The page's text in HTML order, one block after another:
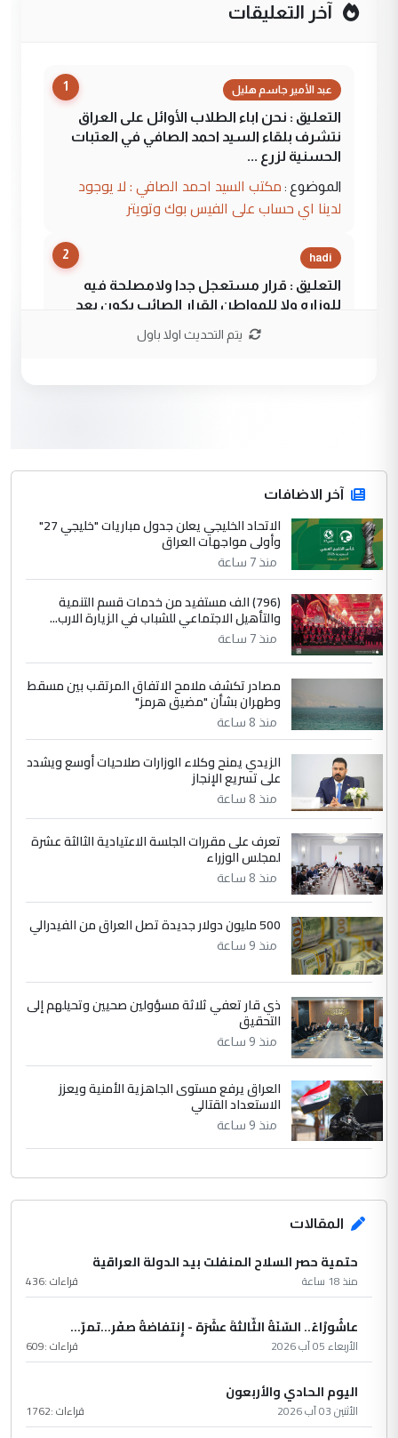
آخر التعليقات
1 عبد الأمير جاسم هليل
التعليق : نحن اباء الطلاب الأوائل على العراق
نتشرف بلقاء السيد احمد الصافي في العتبات
الحسنية لزرع ...
الموضوع : مكتب السيد احمد الصافي : لا يوجود
لدينا اي حساب على الفيس بوك وتويتر
2 hadi
التعليق : قرار مستعجل جدا ولامصلحة فيه
للوزاره ولا للمواطن القرار الصائب يكون بعد
جنسية الرافد الثالث للعراق ومن اصول عريقة
ابا فرات ...
الموضوع :
الجواهري يرد على صدام حسين سل
مضجعيك يابن الزنا (نص كامل)
سردار
التعليق : واحد من عصابة علي ماما يسقط
جنسية الرافد الثالث للعراق ومن اصول عريقة
ابا فرات ...
الجواهري يرد على صدام حسين سل
مضجعيك يابن الزنا (نص كامل)
5 حيدر عاشور
التعليق : تحياتي لك استاذ حامدتركان. كلام
دقيق ومسؤول؛ فالاستثمار الحقيقي للإنسان
الموضوع :
بين الإهمال واغتصاب الأرض.. بلاد
الرافدين تعاني الجفاف والتصحر!!
يتم التحديث اولا باول
آخر الاضافات
الاتحاد الخليجي يعلن جدول مباريات "خليجي 27"
وأولى مواجهات العراق
منذ 7 ساعة
(796) الف مستفيد من خدمات قسم التنمية
والتأهيل الاجتماعي للشباب في الزيارة الارب...
منذ 7 ساعة
مصادر تكشف ملامح الاتفاق المرتقب بين مسقط
وطهران بشأن "مضيق هرمز"
منذ 8 ساعة
الزيدي يمنح وكلاء الوزارات صلاحيات أوسع ويشدد
على تسريع الإنجاز
منذ 8 ساعة
تعرف على مقررات الجلسة الاعتيادية الثالثة عشرة
لمجلس الوزراء
منذ 8 ساعة
500 مليون دولار جديدة تصل العراق من الفيدرالي
منذ 9 ساعة
ذي قار تعفي ثلاثة مسؤولين صحيين وتحيلهم إلى
التحقيق
منذ 9 ساعة
العراق يرفع مستوى الجاهزية الأمنية ويعزز
الاستعداد القتالي
منذ 9 ساعة
المقالات
حتمية حصر السلاح المنفلت بيد الدولة العراقية
منذ 18 ساعة قراءات :436
عاشُورْاءُ.. السّنَةُ الثّالثةَ عشَرَة - إِنتفاضةُ صفَر…تمرّ...
الأربعاء 05 آب 2026 قراءات :609
اليوم الحادي والأربعون
الأثنين 03 آب 2026 قراءات :1762